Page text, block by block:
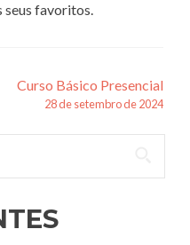
seus favoritos.
Curso Básico Presencial
28 de setembro de 2024